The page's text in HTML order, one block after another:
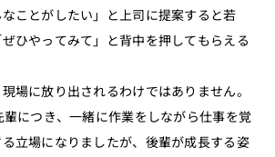
ことがしたい」と上司に提案すると若
ひやってみて」と背中を押してもらえる
場に放り出されるわけではありません。
につき、一緒に作業をしながら仕事を覚
立場になりましたが、後輩が成長する姿